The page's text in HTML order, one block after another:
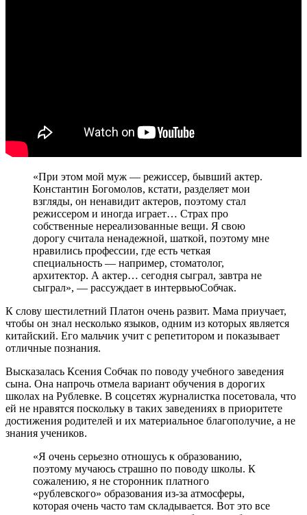
«При этом мой муж — режиссер, бывший актер.
Константин Богомолов, кстати, разделяет мои
взгляды, он ненавидит актеров, поэтому стал
режиссером и иногда играет… Страх про
собственные нереализованные вещи. Я свою
дорогу считала ненадежной, шаткой, поэтому мне
нравились профессии, где есть четкая
специальность — например, стоматолог,
архитектор. А актер… сегодня сыграл, завтра не
сыграл», — рассуждает в интервьюСобчак.
К слову шестилетний Платон очень развит. Мама приучает,
чтобы он знал несколько языков, одним из которых является
китайский. Его мальчик учит с репетитором и показывает
отличные познания.
Высказалась Ксения Собчак по поводу учебного заведения
сына. Она напрочь отмела вариант обучения в дорогих
школах на Рублевке. В соцсетях журналистка посетовала, что
ей не нравятся поскольку в таких заведениях в приоритете
достижения родителей и их материальное благополучие, а не
знания учеников.
«Я очень серьезно отношусь к образованию,
поэтому мучаюсь страшно по поводу школы. К
сожалению, я не сторонник платного
«рублевского» образования из-за атмосферы,
которая очень часто там складывается. Вот это все